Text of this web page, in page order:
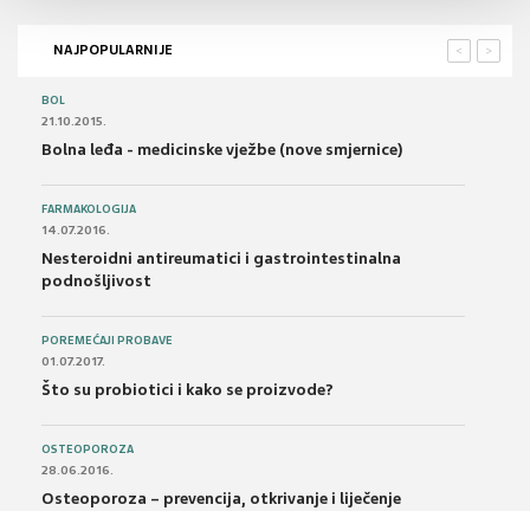
NAJPOPULARNIJE >
<
BOL
21.10.2015.
Bolna leđa - medicinske vježbe (nove smjernice)
FARMAKOLOGIJA
14.07.2016.
Nesteroidni antireumatici i gastrointestinalna
podnošljivost
POREMEĆAJI PROBAVE
01.07.2017.
Što su probiotici i kako se proizvode?
OSTEOPOROZA
28.06.2016.
Osteoporoza – prevencija, otkrivanje i liječenje